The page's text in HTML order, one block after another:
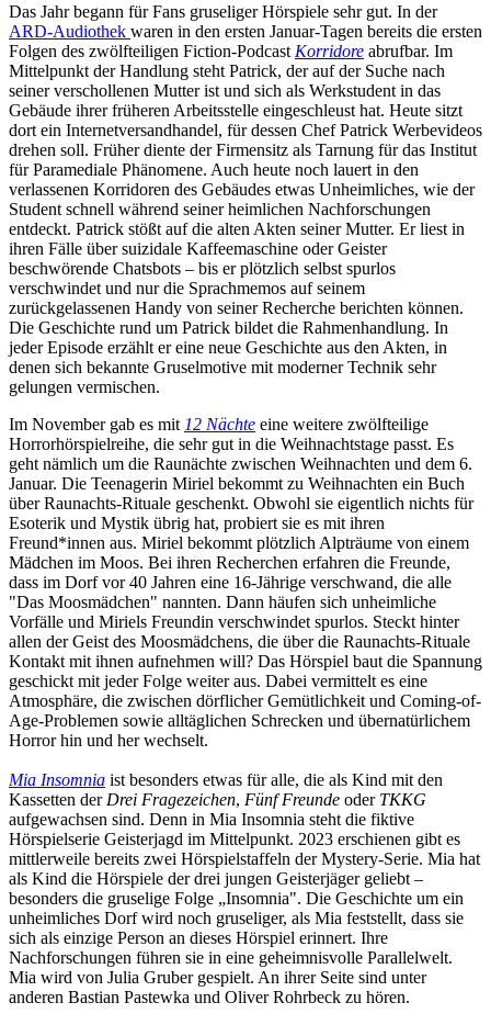
Das Jahr begann für Fans gruseliger Hörspiele sehr gut. In der
ARD-Audiothek waren in den ersten Januar-Tagen bereits die ersten
Folgen des zwölfteiligen Fiction-Podcast Korridore abrufbar. Im
Mittelpunkt der Handlung steht Patrick, der auf der Suche nach
seiner verschollenen Mutter ist und sich als Werkstudent in das
Gebäude ihrer früheren Arbeitsstelle eingeschleust hat. Heute sitzt
dort ein Internetversandhandel, für dessen Chef Patrick Werbevideos
drehen soll. Früher diente der Firmensitz als Tarnung für das Institut
für Paramediale Phänomene. Auch heute noch lauert in den
verlassenen Korridoren des Gebäudes etwas Unheimliches, wie der
Student schnell während seiner heimlichen Nachforschungen
entdeckt. Patrick stößt auf die alten Akten seiner Mutter. Er liest in
ihren Fälle über suizidale Kaffeemaschine oder Geister
beschwörende Chatsbots – bis er plötzlich selbst spurlos
verschwindet und nur die Sprachmemos auf seinem
zurückgelassenen Handy von seiner Recherche berichten können.
Die Geschichte rund um Patrick bildet die Rahmenhandlung. In
jeder Episode erzählt er eine neue Geschichte aus den Akten, in
denen sich bekannte Gruselmotive mit moderner Technik sehr
gelungen vermischen.
Im November gab es mit 12 Nächte eine weitere zwölfteilige
Horrorhörspielreihe, die sehr gut in die Weihnachtstage passt. Es
geht nämlich um die Raunächte zwischen Weihnachten und dem 6.
Januar. Die Teenagerin Miriel bekommt zu Weihnachten ein Buch
über Raunachts-Rituale geschenkt. Obwohl sie eigentlich nichts für
Esoterik und Mystik übrig hat, probiert sie es mit ihren
Freund*innen aus. Miriel bekommt plötzlich Alpträume von einem
Mädchen im Moos. Bei ihren Recherchen erfahren die Freunde,
dass im Dorf vor 40 Jahren eine 16-Jährige verschwand, die alle
"Das Moosmädchen" nannten. Dann häufen sich unheimliche
Vorfälle und Miriels Freundin verschwindet spurlos. Steckt hinter
allen der Geist des Moosmädchens, die über die Raunachts-Rituale
Kontakt mit ihnen aufnehmen will? Das Hörspiel baut die Spannung
geschickt mit jeder Folge weiter aus. Dabei vermittelt es eine
Atmosphäre, die zwischen dörflicher Gemütlichkeit und Coming-of-
Age-Problemen sowie alltäglichen Schrecken und übernatürlichem
Horror hin und her wechselt.
Mia Insomnia ist besonders etwas für alle, die als Kind mit den
Kassetten der Drei Fragezeichen, Fünf Freunde oder TKKG
aufgewachsen sind. Denn in Mia Insomnia steht die fiktive
Hörspielserie Geisterjagd im Mittelpunkt. 2023 erschienen gibt es
mittlerweile bereits zwei Hörspielstaffeln der Mystery-Serie. Mia hat
als Kind die Hörspiele der drei jungen Geisterjäger geliebt –
besonders die gruselige Folge „Insomnia". Die Geschichte um ein
unheimliches Dorf wird noch gruseliger, als Mia feststellt, dass sie
sich als einzige Person an dieses Hörspiel erinnert. Ihre
Nachforschungen führen sie in eine geheimnisvolle Parallelwelt.
Mia wird von Julia Gruber gespielt. An ihrer Seite sind unter
anderen Bastian Pastewka und Oliver Rohrbeck zu hören.